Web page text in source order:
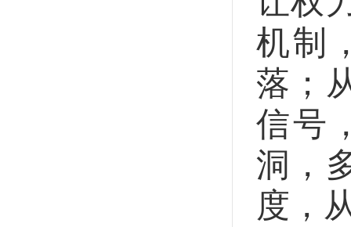
机制
落；
信号
洞，
度，